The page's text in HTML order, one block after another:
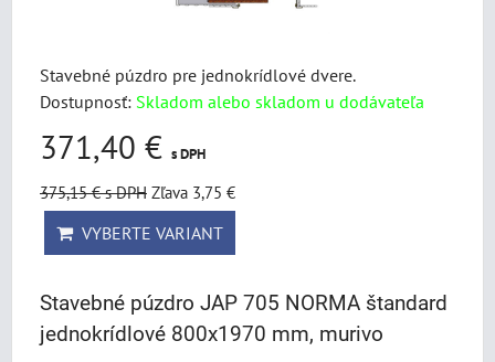
Stavebné púzdro pre jednokrídlové dvere.
Dostupnosť: Skladom alebo skladom u dodávateľa
371,40 € s DPH
375,15 €s DPH Zľava 3,75 €
VYBERTE VARIANT
Stavebné púzdro JAP 705 NORMA štandard
jednokrídlové 800x1970 mm, murivo